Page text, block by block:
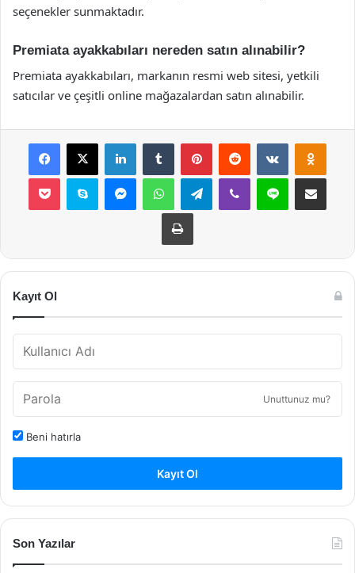
seçenekler sunmaktadır.
Premiata ayakkabıları nereden satın alınabilir?
Premiata ayakkabıları, markanın resmi web sitesi, yetkili
satıcılar ve çeşitli online mağazalardan satın alınabilir.
Facebook
X LinkedInTumblr PinterestReddit VKontakte
Pocket Skype MessengerWhatsAppTelegramViber Line E-Posta ile
Yazdır
Kayıt Ol
Unuttunuz mu?
Beni hatırla
Kayıt Ol
Son Yazılar